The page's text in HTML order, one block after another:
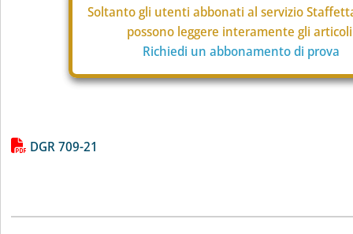
Soltanto gli utenti abbonati al servizio
possono leggere interamente gli
Richiedi un abbonamento di prova
Lista allegati PDF alla notizia
DGR 709-21